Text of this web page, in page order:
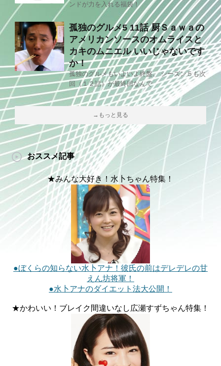
ンドが力を入れる福袋！
孤独のグルメ5 11話 厨Ｓａｗａの
アメリカンソースのオムライスと
カキのムニエル いいじゃないです
か！
孤独のグルメもいよいよ終盤。 シーズン５も次
回（１２話）が最終回なんで
→もっと見る
おススメ記事
★みんな大好き！水卜ちゃん特集！
●ぼくらの知らない水卜アナ！彼氏の前はデレデレの甘
えん坊将軍！
●水卜アナのダイエット法大公開！
★かわいい！ブレイク間違いなし広瀬すずちゃん特集！